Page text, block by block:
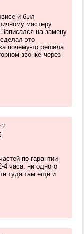
и был
мастеру
на замену
это
почему-то решила
звонке через
по гарантии
4 часа. ни одного
туда там ещё и